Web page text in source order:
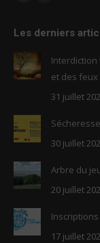
opens
in
new
opens
new
window
Les derniers
Interdiction
et des
31 juillet
30 juillet
Arbre du
20 juillet
17 juillet